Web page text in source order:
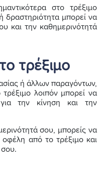
στο τρέξιμο
μπορεί να
και την καθημερινότητά
τρέξιμο
ή άλλων παραγόντων,
τρέξιμο λοιπόν μπορεί να
την κίνηση και την
σου, μπορείς να
από το τρέξιμο και
σου.